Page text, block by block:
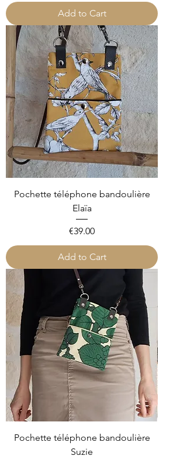
Add to Cart
Pochette téléphone bandoulière
Elaïa
Price
€39.00
Add to Cart
Pochette téléphone bandoulière
Suzie